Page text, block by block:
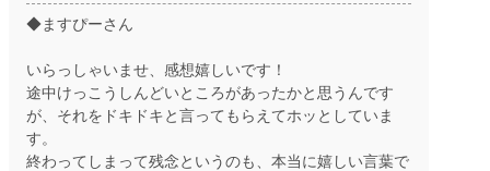
◆ますぴーさん
いらっしゃいませ、感想嬉しいです！
途中けっこうしんどいところがあったかと思うんです
が、それをドキドキと言ってもらえてホッとしていま
す。
終わってしまって残念というのも、本当に嬉しい言葉で